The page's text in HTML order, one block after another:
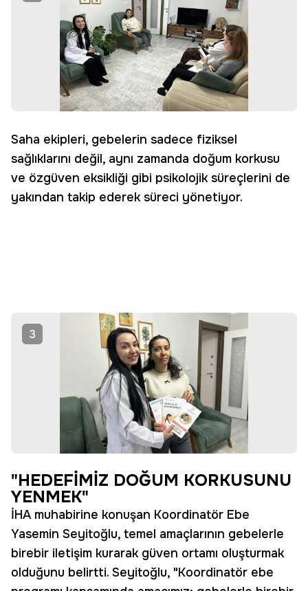
Saha ekipleri, gebelerin sadece fiziksel
sağlıklarını değil, aynı zamanda doğum korkusu
ve özgüven eksikliği gibi psikolojik süreçlerini de
yakından takip ederek süreci yönetiyor.
3
"HEDEFİMİZ DOĞUM KORKUSUNU
YENMEK"
İHA muhabirine konuşan Koordinatör Ebe
Yasemin Seyitoğlu, temel amaçlarının gebelerle
birebir iletişim kurarak güven ortamı oluşturmak
olduğunu belirtti. Seyitoğlu, "Koordinatör ebe